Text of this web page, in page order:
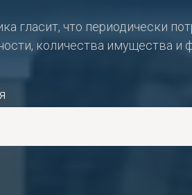
гласит, что периодически
количества имущества